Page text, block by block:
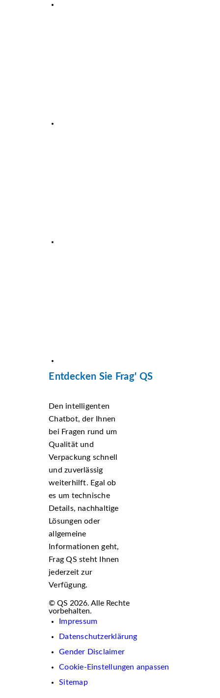
Entdecken Sie Frag' QS
Den intelligenten
Chatbot, der Ihnen
bei Fragen rund um
Qualität und
Verpackung schnell
und zuverlässig
weiterhilft. Egal ob
es um technische
Details, nachhaltige
Lösungen oder
allgemeine
Informationen geht,
Frag QS steht Ihnen
jederzeit zur
Verfügung.
© QS 2026. Alle Rechte
vorbehalten.
Impressum
Datenschutzerklärung
Gender Disclaimer
Cookie-Einstellungen anpassen
Sitemap